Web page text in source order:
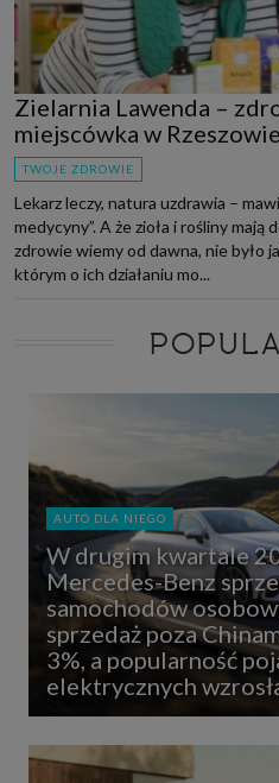
Zielarnia Lawenda –
miejscówka w Rzeszowie
TWOJE ZDROWIE
Lekarz leczy, natura uzdrawia –
medycyny”. A że zioła i rośliny
zdrowie wiemy od dawna, nie było
którym o ich działaniu mo...
AUTO DLA NIEGO
W drugim kwartale
Mercedes-Benz
samochodów
sprzedaż poza
3%, a popularność
elektrycznych